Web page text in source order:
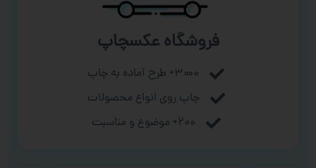
فروشگاه عکسچاپ
۳۰۰۰+ طرح آماده به چاپ
چاپ روی انواع محصولات
۲۰۰+ موضوع و مناسبت